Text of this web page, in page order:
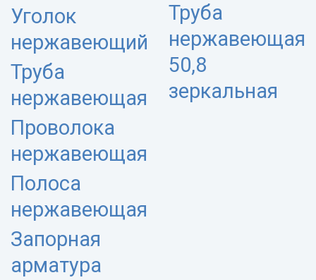
Уголок
нержавеющий
Труба
нержавеющая
Проволока
нержавеющая
Полоса
нержавеющая
Запорная
арматура
Труба
нержавеющая
50,8
зеркальная